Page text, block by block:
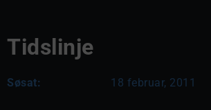
Tidslinje
Søsat: 18 februar, 2011